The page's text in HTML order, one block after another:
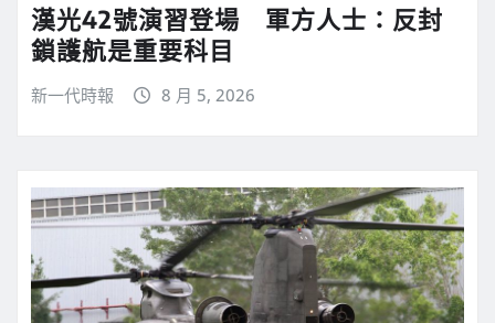
漢光42號演習登場 軍方人士：反封
鎖護航是重要科目
新一代時報 8 月 5, 2026